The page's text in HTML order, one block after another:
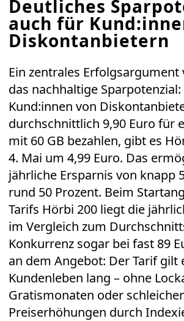
Deutliches
auch für
Diskontanbietern
Ein zentrales
das nachhaltige
Kund:innen von
durchschnittlich 9,90 Euro für
mit 60 GB bezahlen, gibt es
4. Mai um 4,99 Euro. Das
jährliche Ersparnis von knapp
rund 50 Prozent. Beim
Tarifs Hörbi 200 liegt die
im Vergleich zum
Konkurrenz sogar bei fast 89
an dem Angebot: Der Tarif gilt
Kundenleben lang – ohne
Gratismonaten oder
Preiserhöhungen durch